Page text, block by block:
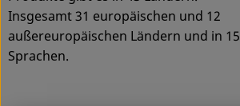
Insgesamt 31 europäischen und 12
außereuropäischen Ländern und in 15
Sprachen.